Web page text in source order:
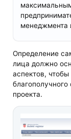
менеджмента
Определение
лица должно
аспектов,
проекта.